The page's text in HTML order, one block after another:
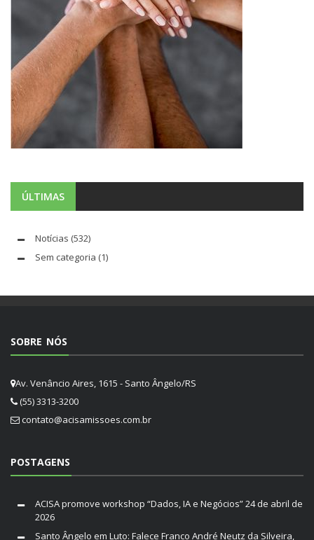
ÚLTIMAS
Notícias (532)
Sem categoria (1)
SOBRE NÓS
Av. Venâncio Aires, 1615 - Santo Ângelo/RS
(55) 3313-3200
contato@acisamissoes.com.br
POSTAGENS
ACISA promove workshop “Dados, IA e Negócios”24 de abril de
2026
Santo Ângelo em Luto: Falece Franco André Neutz da Silveira,